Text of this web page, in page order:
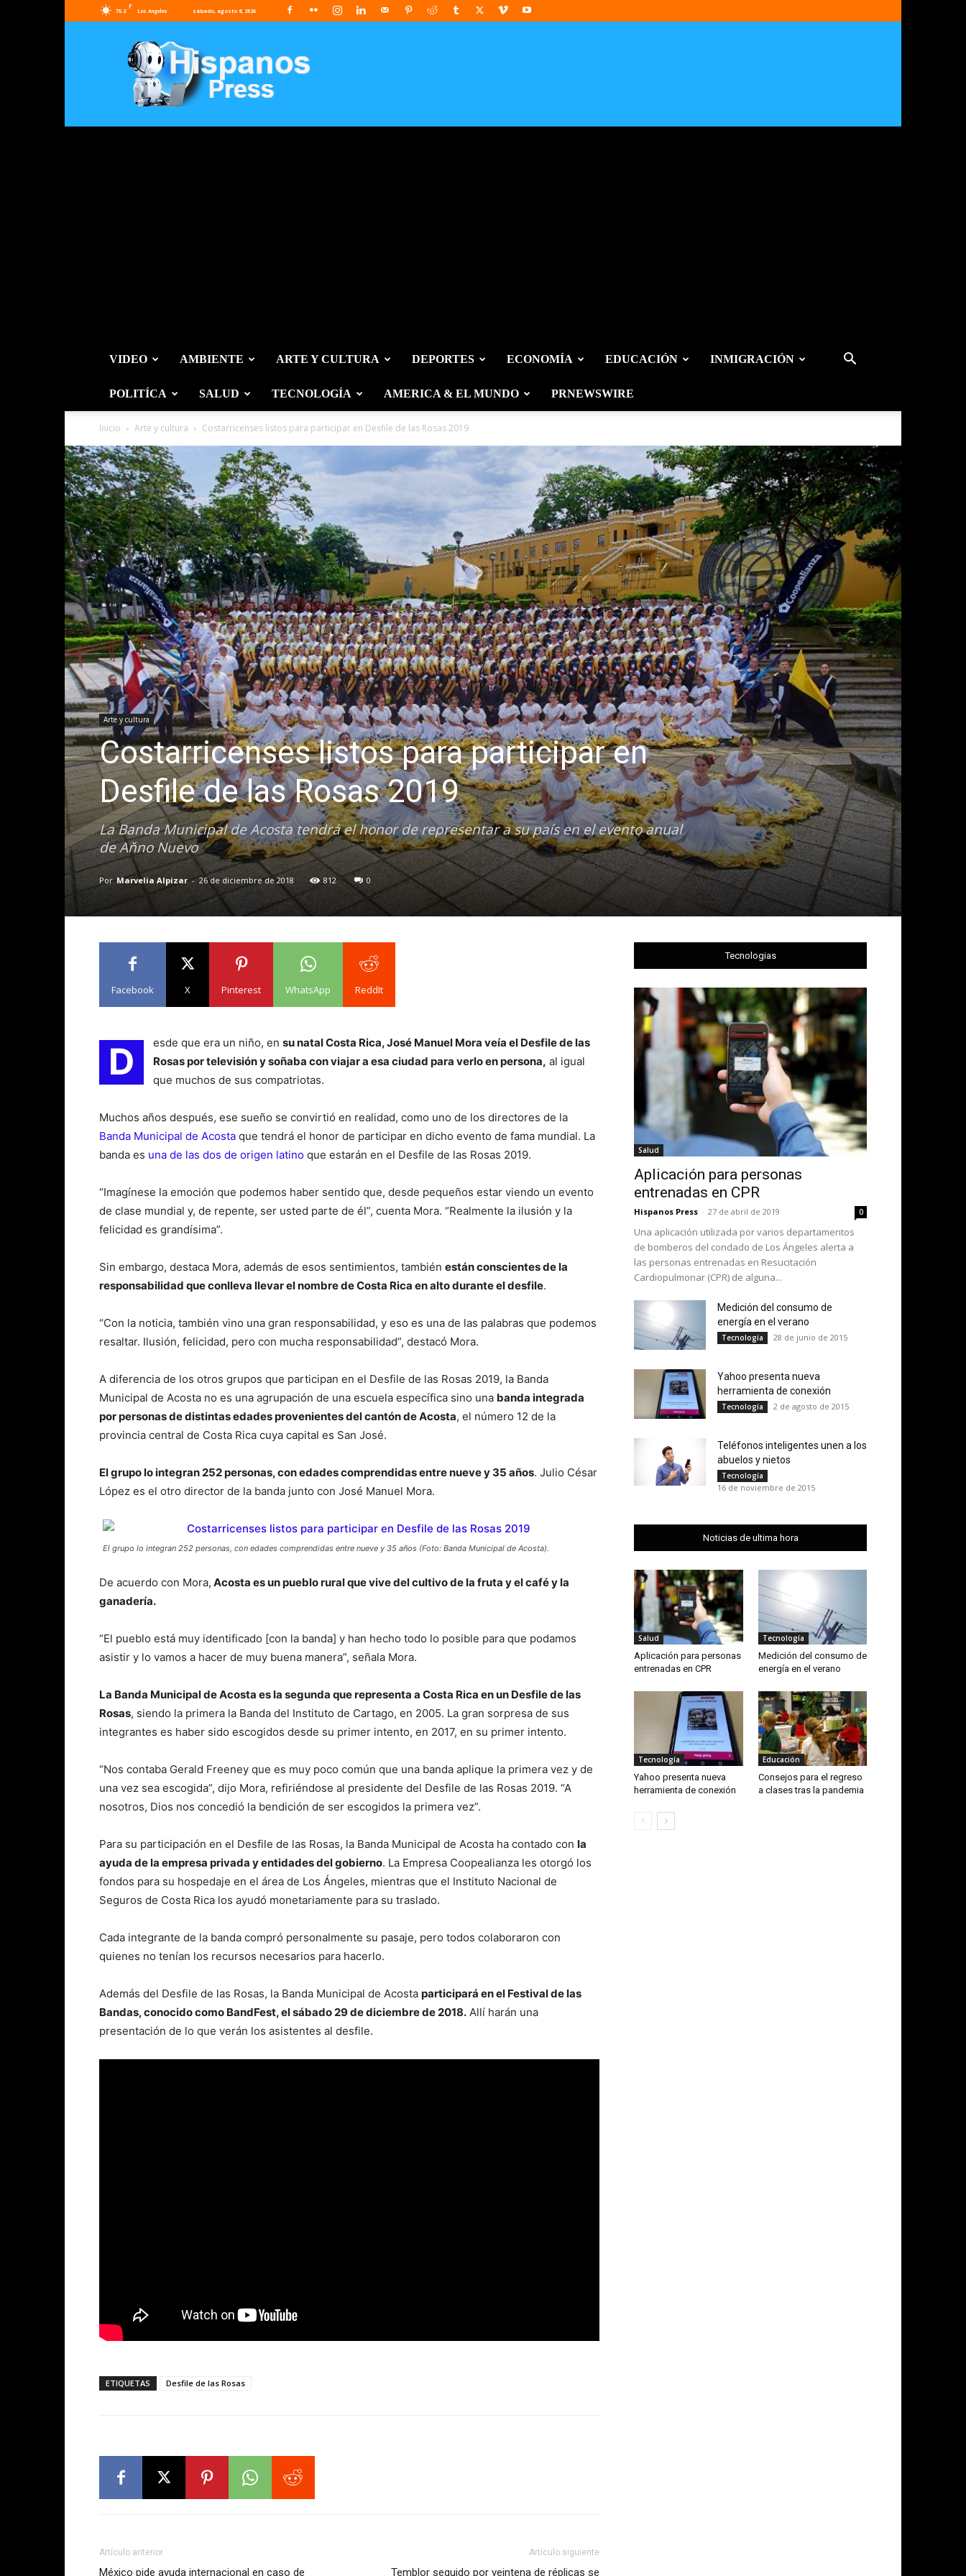
75.2
F
Los Angeles sábado, agosto 8, 2026
Press
VIDEO AMBIENTE ARTE Y CULTURA DEPORTES ECONOMÍA EDUCACIÓN INMIGRACIÓN
POLITÍCA SALUD TECNOLOGÍA AMERICA & EL MUNDO PRNEWSWIRE
Inicio Arte y cultura Costarricenses listos para participar en Desfile de las Rosas 2019
Arte y cultura
Costarricenses listos para participar en
Desfile de las Rosas 2019
La Banda Municipal de Acosta tendrá el honor de representar a su país en el evento anual
de Aňno Nuevo
Por Marvelia Alpizar - 26 de diciembre de 2018 812 0
Facebook X Pinterest WhatsApp ReddIt
D esde que era un niño, en su natal Costa Rica, José Manuel Mora veía el Desfile de las
Rosas por televisión y soñaba con viajar a esa ciudad para verlo en persona, al igual
que muchos de sus compatriotas.
Muchos años después, ese sueño se convirtió en realidad, como uno de los directores de la
Banda Municipal de Acosta que tendrá el honor de participar en dicho evento de fama mundial. La
banda es una de las dos de origen latino que estarán en el Desfile de las Rosas 2019.
“Imagínese la emoción que podemos haber sentido que, desde pequeños estar viendo un evento
de clase mundial y, de repente, ser usted parte de él”, cuenta Mora. “Realmente la ilusión y la
felicidad es grandísima”.
Sin embargo, destaca Mora, además de esos sentimientos, también están conscientes de la
responsabilidad que conlleva llevar el nombre de Costa Rica en alto durante el desfile.
“Con la noticia, también vino una gran responsabilidad, y eso es una de las palabras que podemos
resaltar. Ilusión, felicidad, pero con mucha responsabilidad”, destacó Mora.
A diferencia de los otros grupos que participan en el Desfile de las Rosas 2019, la Banda
Municipal de Acosta no es una agrupación de una escuela específica sino una banda integrada
por personas de distintas edades provenientes del cantón de Acosta, el número 12 de la
provincia central de Costa Rica cuya capital es San José.
El grupo lo integran 252 personas, con edades comprendidas entre nueve y 35 años. Julio César
López es el otro director de la banda junto con José Manuel Mora.
El grupo lo integran 252 personas, con edades comprendidas entre nueve y 35 años (Foto: Banda Municipal de Acosta).
De acuerdo con Mora, Acosta es un pueblo rural que vive del cultivo de la fruta y el café y la
ganadería.
“El pueblo está muy identificado [con la banda] y han hecho todo lo posible para que podamos
asistir y lo vamos a hacer de muy buena manera”, señala Mora.
La Banda Municipal de Acosta es la segunda que representa a Costa Rica en un Desfile de las
Rosas, siendo la primera la Banda del Instituto de Cartago, en 2005. La gran sorpresa de sus
integrantes es haber sido escogidos desde su primer intento, en 2017, en su primer intento.
“Nos contaba Gerald Freeney que es muy poco común que una banda aplique la primera vez y de
una vez sea escogida”, dijo Mora, refiriéndose al presidente del Desfile de las Rosas 2019. “A
nosotros, Dios nos concedió la bendición de ser escogidos la primera vez”.
Para su participación en el Desfile de las Rosas, la Banda Municipal de Acosta ha contado con la
ayuda de la empresa privada y entidades del gobierno. La Empresa Coopealianza les otorgó los
fondos para su hospedaje en el área de Los Ángeles, mientras que el Instituto Nacional de
Seguros de Costa Rica los ayudó monetariamente para su traslado.
Cada integrante de la banda compró personalmente su pasaje, pero todos colaboraron con
quienes no tenían los recursos necesarios para hacerlo.
Además del Desfile de las Rosas, la Banda Municipal de Acosta participará en el Festival de las
Bandas, conocido como BandFest, el sábado 29 de diciembre de 2018. Allí harán una
presentación de lo que verán los asistentes al desfile.
ETIQUETAS Desfile de las Rosas
Artículo anterior
México pide ayuda internacional en caso de
Artículo siguiente
Temblor seguido por veintena de réplicas se
Tecnologias
Salud
Aplicación para personas
entrenadas en CPR
Hispanos Press - 27 de abril de 2019 0
Una aplicación utilizada por varios departamentos
de bomberos del condado de Los Ángeles alerta a
las personas entrenadas en Resucitación
Cardiopulmonar (CPR) de alguna...
Medición del consumo de
energía en el verano
Tecnología 28 de junio de 2015
Yahoo presenta nueva
herramienta de conexión
Tecnología 2 de agosto de 2015
Teléfonos inteligentes unen a los
abuelos y nietos
Tecnología
16 de noviembre de 2015
Noticias de ultima hora
Salud
Aplicación para personas
entrenadas en CPR
Tecnología
Medición del consumo de
energía en el verano
Tecnología
Yahoo presenta nueva
herramienta de conexión
Educación
Consejos para el regreso
a clases tras la pandemia